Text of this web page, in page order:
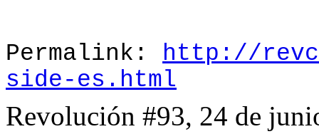
Permalink: http://
side-es.html
Revolución #93, 24 de